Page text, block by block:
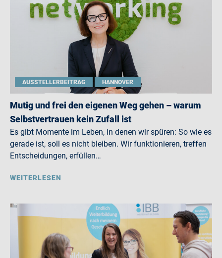
AUSSTELLERBEITRAG HANNOVER
Mutig und frei den eigenen Weg gehen – warum
Selbstvertrauen kein Zufall ist
Es gibt Momente im Leben, in denen wir spüren: So wie es
gerade ist, soll es nicht bleiben. Wir funktionieren, treffen
Entscheidungen, erfüllen…
WEITERLESEN